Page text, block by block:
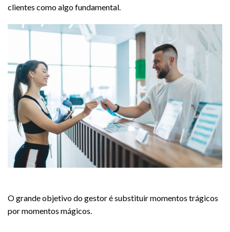
clientes como algo fundamental.
O grande objetivo do gestor é substituir momentos trágicos
por momentos mágicos.